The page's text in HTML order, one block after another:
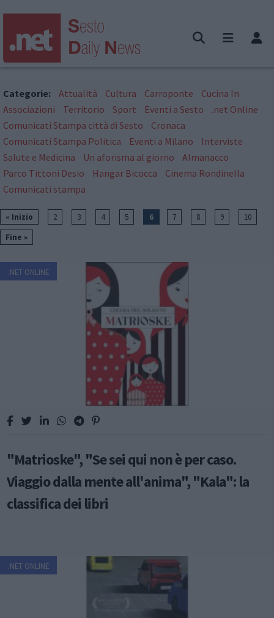
Categorie: Attualità Cultura Carroponte
Cucina In
Associazioni
Territorio Sport Eventi a Sesto
.net Online
Comunicati Stampa città di Sesto
Cronaca
Comunicati Stampa Politica
Eventi a Milano
Interviste
Salute e Medicina
Un aforisma al giorno
Almanacco
Parco Tittoni Desio
Hangar Bicocca
Cinema Rondinella
Comunicati stampa
« Inizio 2 3 4 5 6 7 8 9
10
Fine »
.NET ONLINE
"Matrioske", "Se sei qui non è per caso.
Viaggio dalla mente all'anima", "Kala": la
classifica dei libri
.NET ONLINE